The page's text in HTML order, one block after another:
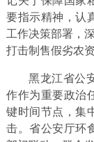
要指示精神，认
工作决策部署，
打击制售假劣农
黑龙江省公
作作为重要政治
键时间节点，集
击。省公安厅环